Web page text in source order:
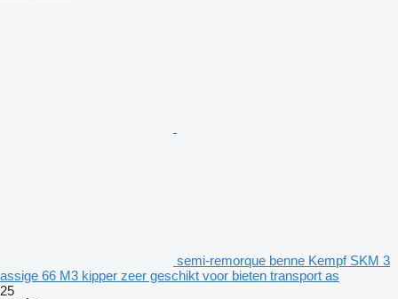
semi-remorque benne Kempf SKM 3
assige 66 M3 kipper zeer geschikt voor bieten transport as
25